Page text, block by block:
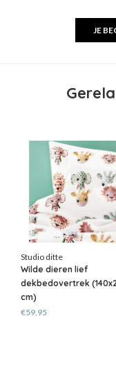
JE
Studio ditte
Wilde dieren lief
dekbedovertrek
cm)
€59,95